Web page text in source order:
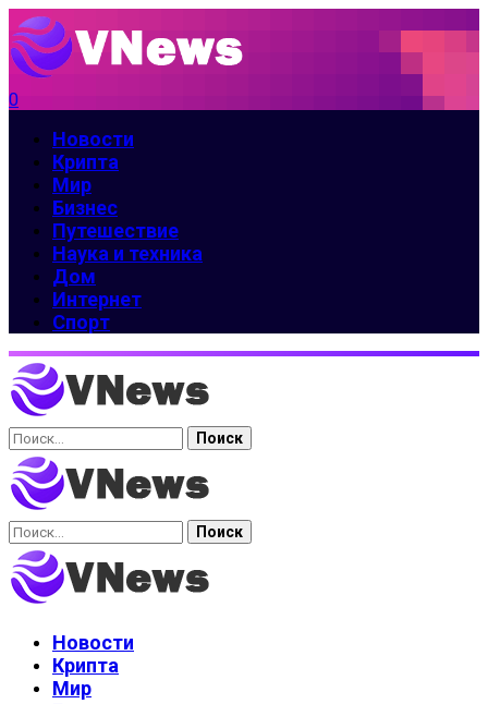
0
Новости
Крипта
Мир
Бизнес
Путешествие
Наука и техника
Дом
Интернет
Спорт
Найти:
Найти:
Новости
Крипта
Мир